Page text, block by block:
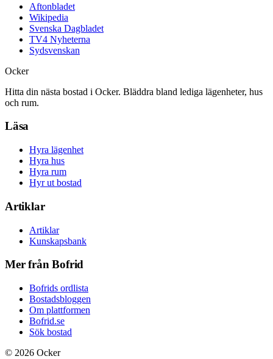
Aftonbladet
Wikipedia
Svenska Dagbladet
TV4 Nyheterna
Sydsvenskan
Ocker
Hitta din nästa bostad i Ocker. Bläddra bland lediga lägenheter, hus
och rum.
Läsa
Hyra lägenhet
Hyra hus
Hyra rum
Hyr ut bostad
Artiklar
Artiklar
Kunskapsbank
Mer från Bofrid
Bofrids ordlista
Bostadsbloggen
Om plattformen
Bofrid.se
Sök bostad
© 2026 Ocker